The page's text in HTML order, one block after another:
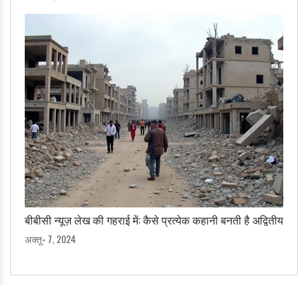
बीबीसी न्यूज़ लेख की गहराई में: कैसे प्रत्येक कहानी बनती है अद्वितीय
अक्तू॰ 7, 2024